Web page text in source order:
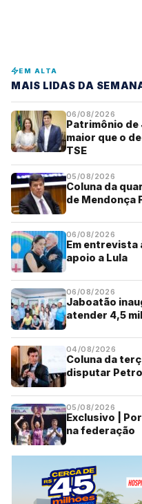
EM ALTA
MAIS LIDAS DA
06/08/2026
Patrimônio de
maior que o
TSE
05/08/2026
Coluna da
de Mendonça
06/08/2026
Em entrevista
apoio a Lula
06/08/2026
Jaboatão
atender 4,5
04/08/2026
Coluna da
disputar
05/08/2026
Exclusivo |
na federação